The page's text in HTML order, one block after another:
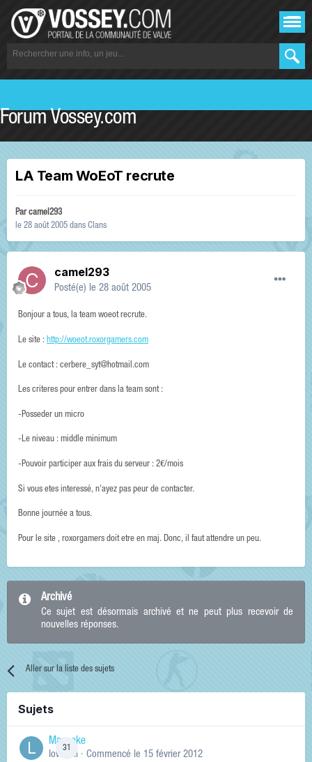
Forum Vossey.com
LA Team WoEoT recrute
Parcamel293
le 28 août 2005 dans Clans
camel293
Posté(e) le 28 août 2005
Bonjour a tous, la team woeot recrute.
Le site : http://woeot.roxorgamers.com
Le contact : cerbere_syt@hotmail.com
Les criteres pour entrer dans la team sont :
-Posseder un micro
-Le niveau : middle minimum
-Pouvoir participer aux frais du serveur : 2€/mois
Si vous etes interessé, n'ayez pas peur de contacter.
Bonne journée a tous.
Pour le site , roxorgamers doit etre en maj. Donc, il faut attendre un peu.
Archivé
Ce sujet est désormais archivé et ne peut plus recevoir de
nouvelles réponses.
Aller sur la liste des sujets
Sujets
31
Manneke
lowskill · Commencé le 15 février 2012